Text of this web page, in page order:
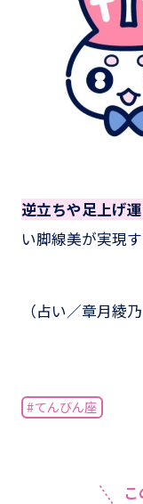
逆立ちや足上げ
い脚線美が実現
（占い／章月綾乃
#てんびん座